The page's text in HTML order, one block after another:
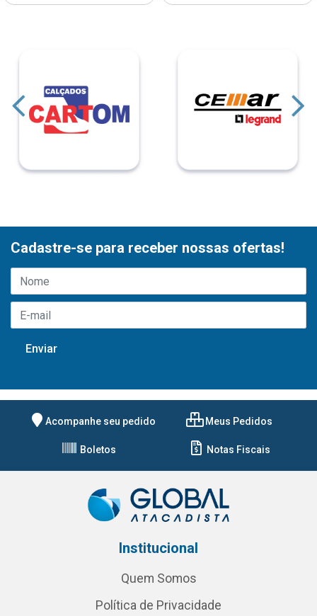
Cadastre-se para receber nossas ofertas!
Acompanhe seu pedido Meus Pedidos
Boletos Notas Fiscais
Institucional
Quem Somos
Política de Privacidade